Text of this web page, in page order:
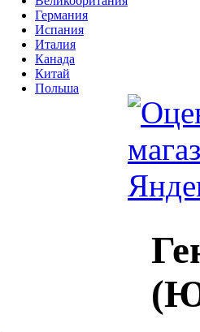
Германия
Испания
Италия
Канада
Китай
Польша